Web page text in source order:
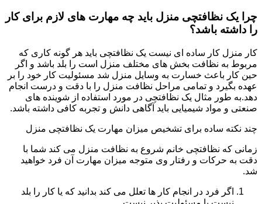
چرا یک نظافتچی منزل باید چه مهارت های لازم برای کار
را داشته باشد؟
کار منزل کار ساده ای نیست یک نظافتچی باید هر گونه کاری که
مربوط به نظافت بخش های مختلف منزل است را بلد باشد و اگر
حین کار باعث خسارت به وسایل منزل شد مسئولیت کار خود را بر
عهده بگیرد و تمامی مراحل نظافت منزل را با دقت و درست انجام
دهد.به طور مثال یک نظافتچی در مورد استفاده از شوینده های
صنعتی و مواد شیمیایی باید آگاهی دانش و تجربه کافی داشته باشد.
چند نکته ساده برای تشخیص میزان مهارت یک نظافتچی منزل
زمانی که نظافتچی خانم شروع به نظافت منزل می کند شما با
دقت به حرکات و رفتار وی متوجه میزان مهارت آن فرد خواهید
شد.
اگر فرد در انجام کار ها تعلل می کند بدانید که یا کار را بلد